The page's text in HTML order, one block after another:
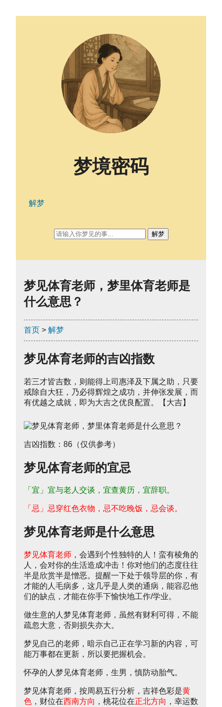
梦见体育老师，梦里体育老师是
什么意思？
首页 > 解梦
梦见体育老师的吉凶指数
若三才皆吉数，则能得上司惠泽及下属之助，只要
戒除自大狂，乃必得辉煌之成功，并伸张发展，而
有优越之成就，即为大吉之优良配置。【大吉】
吉凶指数：86（仅供参考）
梦见体育老师的宜忌
「宜」宜与老人交谈，宜查黄历，宜辞职。
「忌」忌穿红色衣物，忌不吃晚饭，忌会谈。
梦见体育老师是什么意思
梦见体育老师 ，会遇到个性独特的人！蛮有棱角的
人，会对你的生活造成冲击！你对他们的态度往往
半是欣赏半是憎恶。提醒一下处于领导层的你，有
才能的人毛病多，这几乎是人类的通病，能容忍他
们的缺点，才能在你手下愉快地工作/学业。
做生意的人梦见体育老师，虽然有财利可得，不能
疏忽大意，否则损失亦大。
梦见自己的老师，暗示自己正在学习新的内容，可
能万事都在更新，所以要把握机会。
怀孕的人梦见体育老师，生男，慎防动胎气。
梦见体育老师，按周易五行分析，吉祥色彩是黄
色 ，财位在西南方向 ，桃花位在正北方向 ，幸运数
梦境密码
解梦
解梦